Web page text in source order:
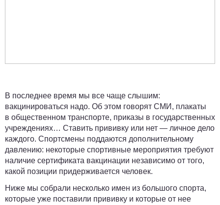
В последнее время мы все чаще слышим:
вакцинироваться надо. Об этом говорят СМИ, плакаты
в общественном транспорте, приказы в государственных
учреждениях… Ставить прививку или нет — личное дело
каждого. Спортсмены поддаются дополнительному
давлению: некоторые спортивные мероприятия требуют
наличие сертификата вакцинации независимо от того,
какой позиции придерживается человек.
Ниже мы собрали несколько имен из большого спорта,
которые уже поставили прививку и которые от нее